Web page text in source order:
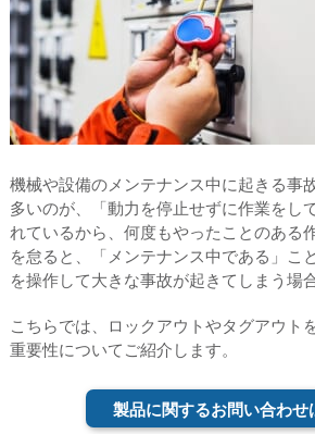
機械や設備のメンテナンス中に起きる事
多いのが、「動力を停止せずに作業をし
れているから、何度もやったことのある
を怠ると、「メンテナンス中である」こ
を操作して大きな事故が起きてしまう場
こちらでは、ロックアウトやタグアウト
重要性についてご紹介します。
製品に関するお問い合わせ